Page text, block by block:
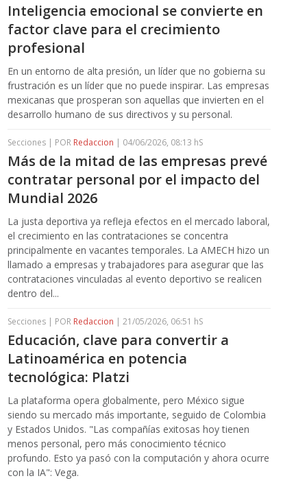
Inteligencia emocional se convierte en
factor clave para el crecimiento
profesional
En un entorno de alta presión, un líder que no gobierna su
frustración es un líder que no puede inspirar. Las empresas
mexicanas que prosperan son aquellas que invierten en el
desarrollo humano de sus directivos y su personal.
Secciones | POR Redaccion | 04/06/2026, 08:13 hS
Más de la mitad de las empresas prevé
contratar personal por el impacto del
Mundial 2026
La justa deportiva ya refleja efectos en el mercado laboral,
el crecimiento en las contrataciones se concentra
principalmente en vacantes temporales. La AMECH hizo un
llamado a empresas y trabajadores para asegurar que las
contrataciones vinculadas al evento deportivo se realicen
dentro del...
Secciones | POR Redaccion | 21/05/2026, 06:51 hS
Educación, clave para convertir a
Latinoamérica en potencia
tecnológica: Platzi
La plataforma opera globalmente, pero México sigue
siendo su mercado más importante, seguido de Colombia
y Estados Unidos. "Las compañías exitosas hoy tienen
menos personal, pero más conocimiento técnico
profundo. Esto ya pasó con la computación y ahora ocurre
con la IA": Vega.